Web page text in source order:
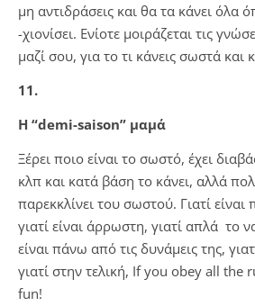
μη αντιδράσεις και θα τα κάνει όλα
-χιονίσει. Ενίοτε μοιράζεται τις
μαζί σου, για το τι κάνεις σωστά και
11.
Η “demi-saison” μαμά
Ξέρει ποιο είναι το σωστό, έχει
κλπ και κατά βάση το κάνει, αλλά
παρεκκλίνει του σωστού. Γιατί
γιατί είναι άρρωστη, γιατί απλά το
είναι πάνω από τις δυνάμεις της,
γιατί στην τελική, If you obey all
fun!